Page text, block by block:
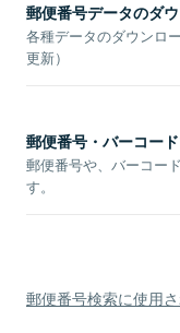
郵便番号データのダ
各種データのダウンロ
更新）
郵便番号・バーコー
郵便番号や、バーコー
す。
郵便番号検索に使用